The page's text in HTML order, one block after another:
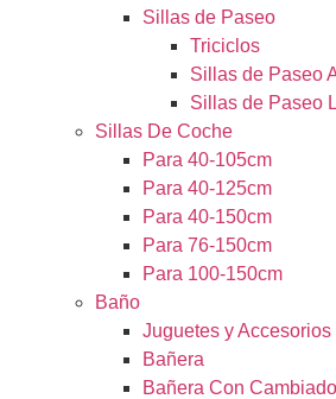
Sillas de Paseo
Triciclos
Sillas de Paseo
Sillas de Paseo
Sillas De Coche
Para 40-105cm
Para 40-125cm
Para 40-150cm
Para 76-150cm
Para 100-150cm
Baño
Juguetes y Accesorios
Bañera
Bañera Con